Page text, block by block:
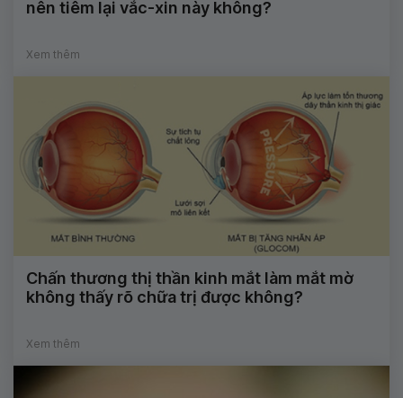
nên tiêm lại vắc-xin này không?
Xem thêm
Chấn thương thị thần kinh mắt làm mắt mờ
không thấy rõ chữa trị được không?
Xem thêm